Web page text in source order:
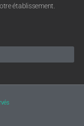
établissement.